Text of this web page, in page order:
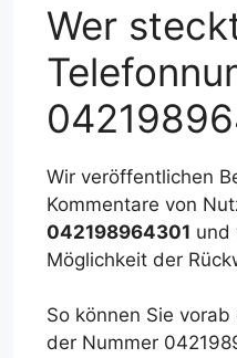
Wer
Wir veröffentlichen
Kommentare von
042198964301 und
Möglichkeit der
So können Sie
der Nummer